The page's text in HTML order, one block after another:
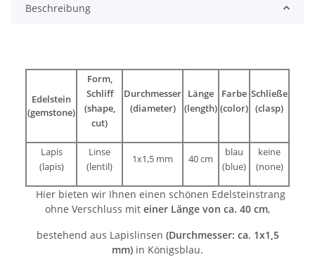
Beschreibung
Edelstein
(gemstone)
Form,
Schliff
(shape,
cut)
Durchmesser
(diameter)
Länge
(length)
Farbe
(color)
Schließe
(clasp)
Lapis
(lapis)
Linse
(lentil)
1x1,5 mm 40 cm
blau
(blue)
keine
(none)
Hier bieten wir Ihnen einen schönen Edelsteinstrang
ohne Verschluss mit einer Länge von ca. 40 cm,
bestehend aus Lapislinsen (Durchmesser: ca. 1x1,5
mm) in Königsblau.